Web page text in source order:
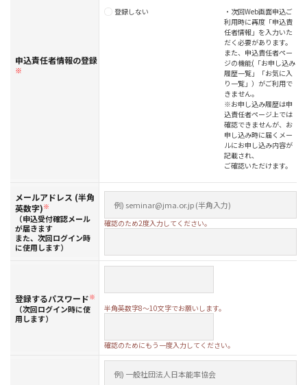
申込責任者情報の登録
※
登録しない
・次回Web画面申込ご
利用時に再度「申込責
任者情報」を入力いた
だく必要があります。
また、申込責任者ペー
ジの機能(「お申し込み
履歴一覧」「お気に入
り一覧」）がご利用で
きません。
※お申し込み履歴は申
込責任者ページ上では
確認できませんが、お
申し込み時に届くメー
ルにお申し込み内容が
記載され、
ご確認いただけます。
メールアドレス (半角
英数字)※
（申込受付確認メール
が届きます
また、次回ログイン時
に使用します）
確認のため2度入力してください。
登録するパスワード※
（次回ログイン時に使
用します）
半角英数字8～10文字でお願いします。
確認のためにもう一度入力してください。